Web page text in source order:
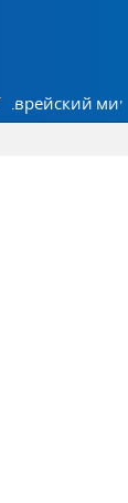
Еврейский мир